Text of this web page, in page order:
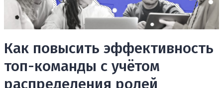
Как повысить эффективность
топ-команды с учётом
распределения ролей